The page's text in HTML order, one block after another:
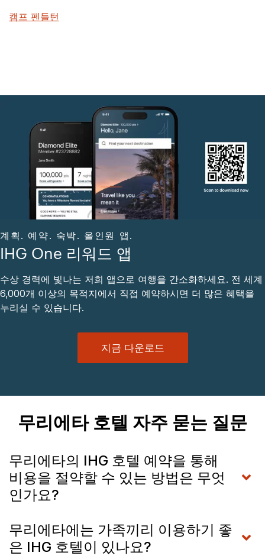
캠프 펜들턴
계획. 예약. 숙박. 올인원 앱.
IHG One 리워드 앱
수상 경력에 빛나는 저희 앱으로 여행을 간소화하세요. 전 세계
6,000개 이상의 목적지에서 직접 예약하시면 더 많은 혜택을
누리실 수 있습니다.
지금 다운로드
무리에타 호텔 자주 묻는 질문
무리에타의 IHG 호텔 예약을 통해
비용을 절약할 수 있는 방법은 무엇
인가요?
무리에타에는 가족끼리 이용하기 좋
은 IHG 호텔이 있나요?